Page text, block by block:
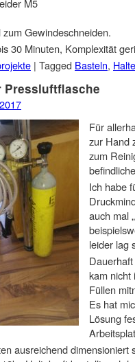
M5
Gewindeschneiden.
30 Minuten, Komplexität
| Tagged Basteln,
Pressluftflasche
Für
zur Hand
zum
Ich habe
auch mal
leider lag
kam nicht
Füllen
Es hat
Lösung
ausreichend dimensioniert